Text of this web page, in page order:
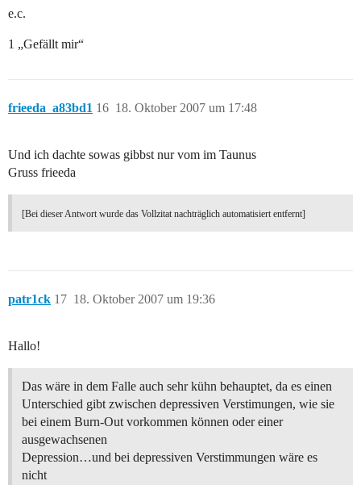
e.c.
1 „Gefällt mir“
frieeda_a83bd1 18. Oktober 2007 um 17:48
16
Und ich dachte sowas gibbst nur vom im Taunus
Gruss frieeda
[Bei dieser Antwort wurde das Vollzitat nachträglich automatisiert entfernt]
patr1ck 18. Oktober 2007 um 19:36
17
Hallo!
Das wäre in dem Falle auch sehr kühn behauptet, da es einen
Unterschied gibt zwischen depressiven Verstimungen, wie sie
bei einem Burn-Out vorkommen können oder einer
ausgewachsenen
Depression…und bei depressiven Verstimmungen wäre es
nicht